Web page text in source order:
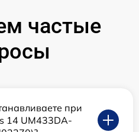
частые
при
14 UM433DA-